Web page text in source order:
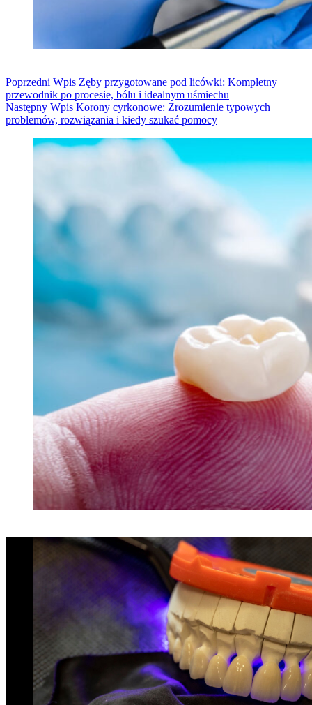
Poprzedni Wpis Zęby przygotowane pod licówki: Kompletny
przewodnik po procesie, bólu i idealnym uśmiechu
Następny Wpis Korony cyrkonowe: Zrozumienie typowych
problemów, rozwiązania i kiedy szukać pomocy